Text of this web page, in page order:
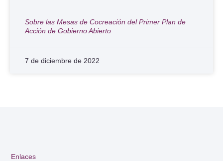
Sobre las Mesas de Cocreación del Primer Plan de
Acción de Gobierno Abierto
7 de diciembre de 2022
Enlaces